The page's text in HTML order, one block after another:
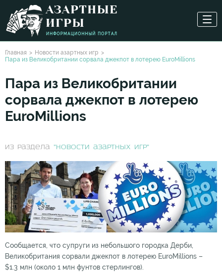
Главная
Новости азартных игр
Пара из Великобритании сорвала джекпот в лотерею EuroMillions
Пара из Великобритании
сорвала джекпот в лотерею
EuroMillions
из раздела "Новости азартных игр"
Сообщается, что супруги из небольшого городка Дерби,
Великобритания сорвали джекпот в лотерею EuroMillions –
$1.3 млн (около 1 млн фунтов стерлингов).